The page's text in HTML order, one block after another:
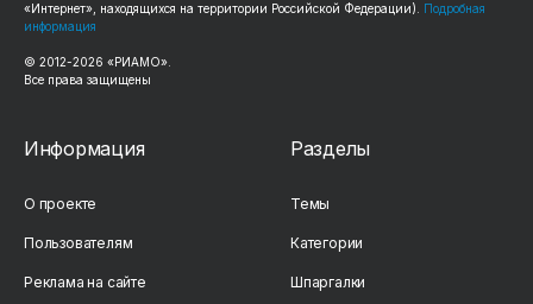
«Интернет», находящихся на территории Российской Федерации). Подробная
информация
© 2012-2026 «РИАМО».
Все права защищены
Информация
О проекте
Пользователям
Реклама на сайте
Разделы
Темы
Категории
Шпаргалки